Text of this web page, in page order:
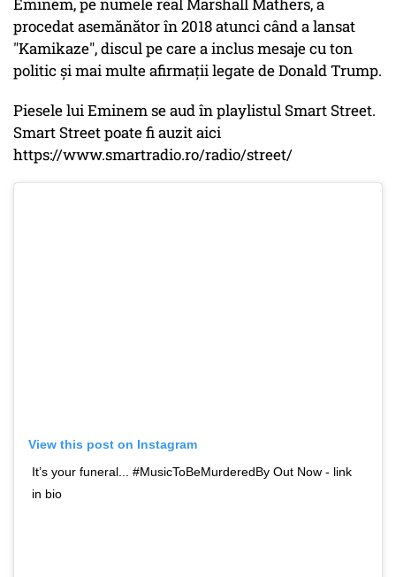
Eminem, pe numele real Marshall Mathers, a
procedat asemănător în 2018 atunci când a lansat
"Kamikaze", discul pe care a inclus mesaje cu ton
politic și mai multe afirmații legate de Donald Trump.
Piesele lui Eminem se aud în playlistul Smart Street.
Smart Street poate fi auzit aici
https://www.smartradio.ro/radio/street/
View this post on Instagram
It’s your funeral... #MusicToBeMurderedBy Out Now - link
in bio